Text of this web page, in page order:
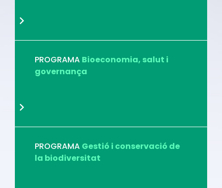
PROGRAMA Bioeconomia, salut i
governança
PROGRAMA Gestió i conservació de
la biodiversitat